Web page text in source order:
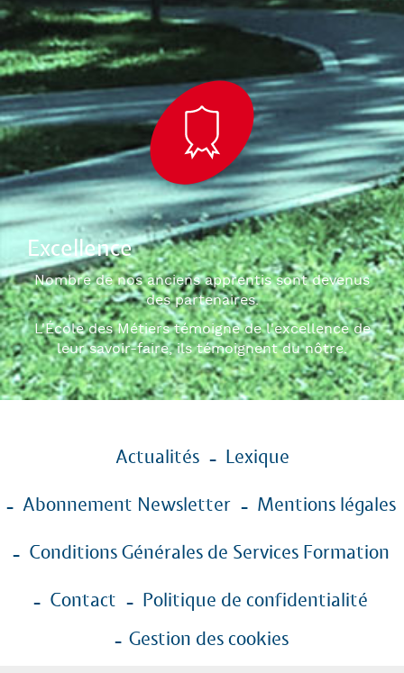
Excellence
Nombre de nos anciens apprentis sont devenus
des partenaires.
L'École des Métiers témoigne de l'excellence de
leur savoir-faire, ils témoignent du nôtre.
de
page
Actualités Lexique
Abonnement Newsletter Mentions légales
Conditions Générales de Services Formation
Contact
Politique de confidentialité
Gestion des cookies